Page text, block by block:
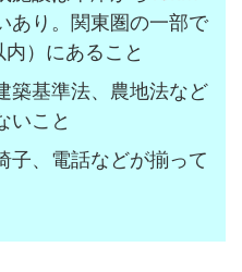
あり。関東圏の一部で
）にあること
築基準法、農地法など
いこと
子、電話などが揃って